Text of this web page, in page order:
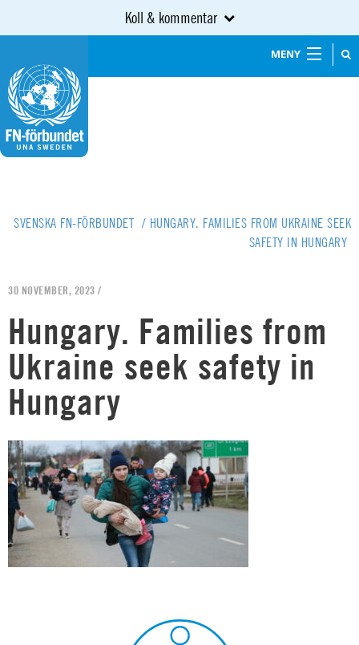
Koll & kommentar
MENY
SVENSKA FN-FÖRBUNDET / HUNGARY. FAMILIES FROM UKRAINE SEEK
SAFETY IN HUNGARY
30 NOVEMBER, 2023 /
Hungary. Families from
Ukraine seek safety in
Hungary